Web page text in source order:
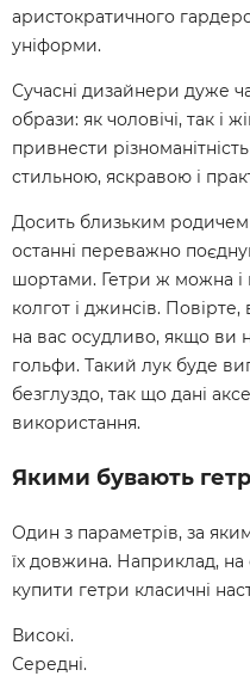
аристократичного
уніформи.
Сучасні дизайнери дуже
образи: як чоловічі, так і
привнести
стильною, яскравою і
Досить близьким родичем
останні переважно
шортами. Гетри ж можна і
колгот і джинсів.
на вас осудливо, якщо ви
гольфи. Такий лук буде
безглуздо, так що дані
використання.
Якими бувають
Один з параметрів, за
їх довжина. Наприклад,
купити гетри класичні
Високі.
Середні.